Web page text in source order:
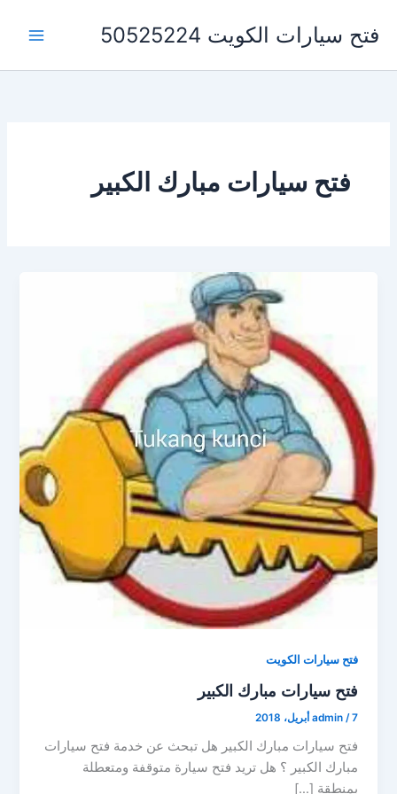
المحتوى
فتح سيارات الكويت 50525224
فتح سيارات مبارك الكبير
فتح سيارات الكويت
فتح سيارات مبارك الكبير
admin /7 أبريل، 2018
فتح سيارات مبارك الكبير هل تبحث عن خدمة فتح سيارات
مبارك الكبير ؟ هل تريد فتح سيارة متوقفة ومتعطلة
بمنطقة […]